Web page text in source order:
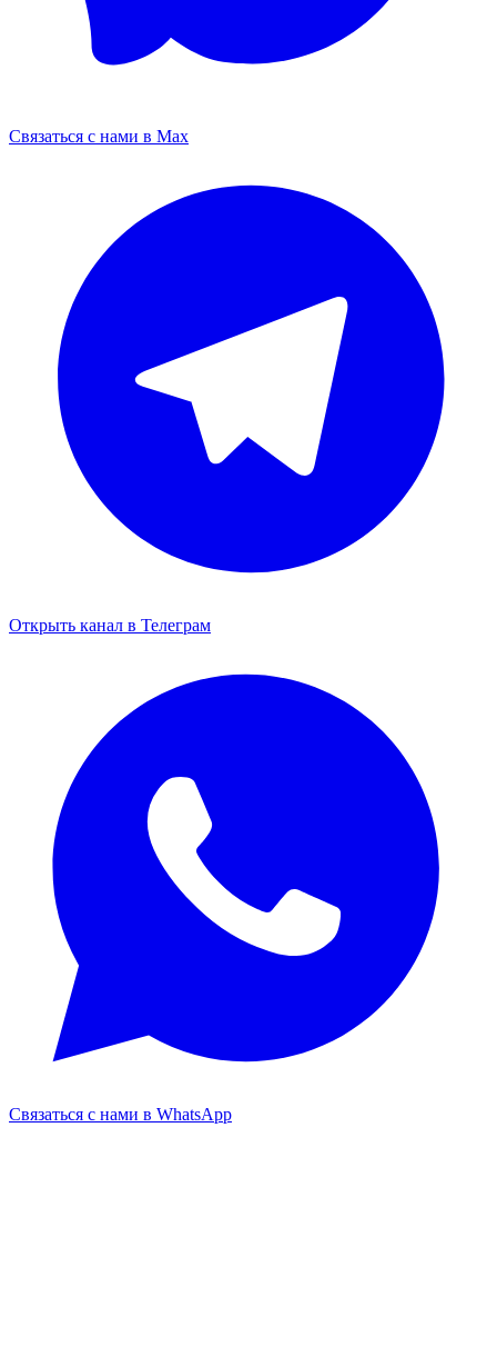
Связаться с нами в Max
Открыть канал в Телеграм
Связаться с нами в WhatsApp